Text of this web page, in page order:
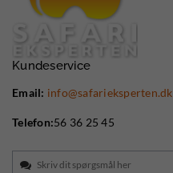
Kundeservice
Email: info@safarieksperten.dk
Telefon:56 36 25 45